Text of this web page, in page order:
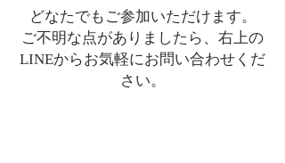
どなたでもご参加いただけます。
ご不明な点がありましたら、右上の
LINEからお気軽にお問い合わせくだ
さい。